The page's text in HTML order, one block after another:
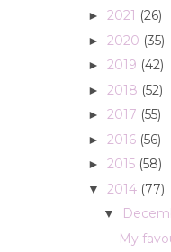
► 2021 (26)
► 2020 (35)
► 2019 (42)
► 2018 (52)
► 2017 (55)
► 2016 (56)
► 2015 (58)
▼ 2014 (77)
▼
My